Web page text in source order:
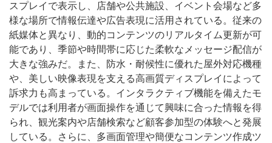
スプレイで表示し、店舗や公共施設、イベント会場など多
様な場所で情報伝達や広告表現に活用されている。従来の
紙媒体と異なり、動的コンテンツのリアルタイム更新が可
能であり、季節や時間帯に応じた柔軟なメッセージ配信が
大きな強みだ。また、防水・耐候性に優れた屋外対応機種
や、美しい映像表現を支える高画質ディスプレイによって
訴求力も高まっている。インタラクティブ機能を備えたモ
デルでは利用者が画面操作を通じて興味に合った情報を得
られ、観光案内や店舗検索など顧客参加型の体験へと発展
している。さらに、多画面管理や簡便なコンテンツ作成ツ